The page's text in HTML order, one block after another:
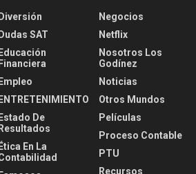
Diversión
Dudas SAT
Educación
Financiera
Empleo
ENTRETENIMIENTO
Estado De
Resultados
Ética En La
Negocios
Netflix
Nosotros Los
Godínez
Noticias
Otros Mundos
Películas
Proceso Contable
PTU
Recursos